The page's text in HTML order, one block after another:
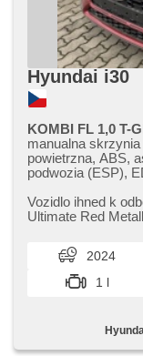
Hyundai i30
KOMBI FL 1,0 T-
manualna
powietrzna, ABS,
podwozia (ESP),
kopce (HSA),
wspomaganie
automatické
spełnia EURO VI,
štít, nawigacja
parkovací
wielofunkcyjna,
poduszki
Vozidlo ihned k odběru. Atraktivni provedeni N​-
2024
1 l